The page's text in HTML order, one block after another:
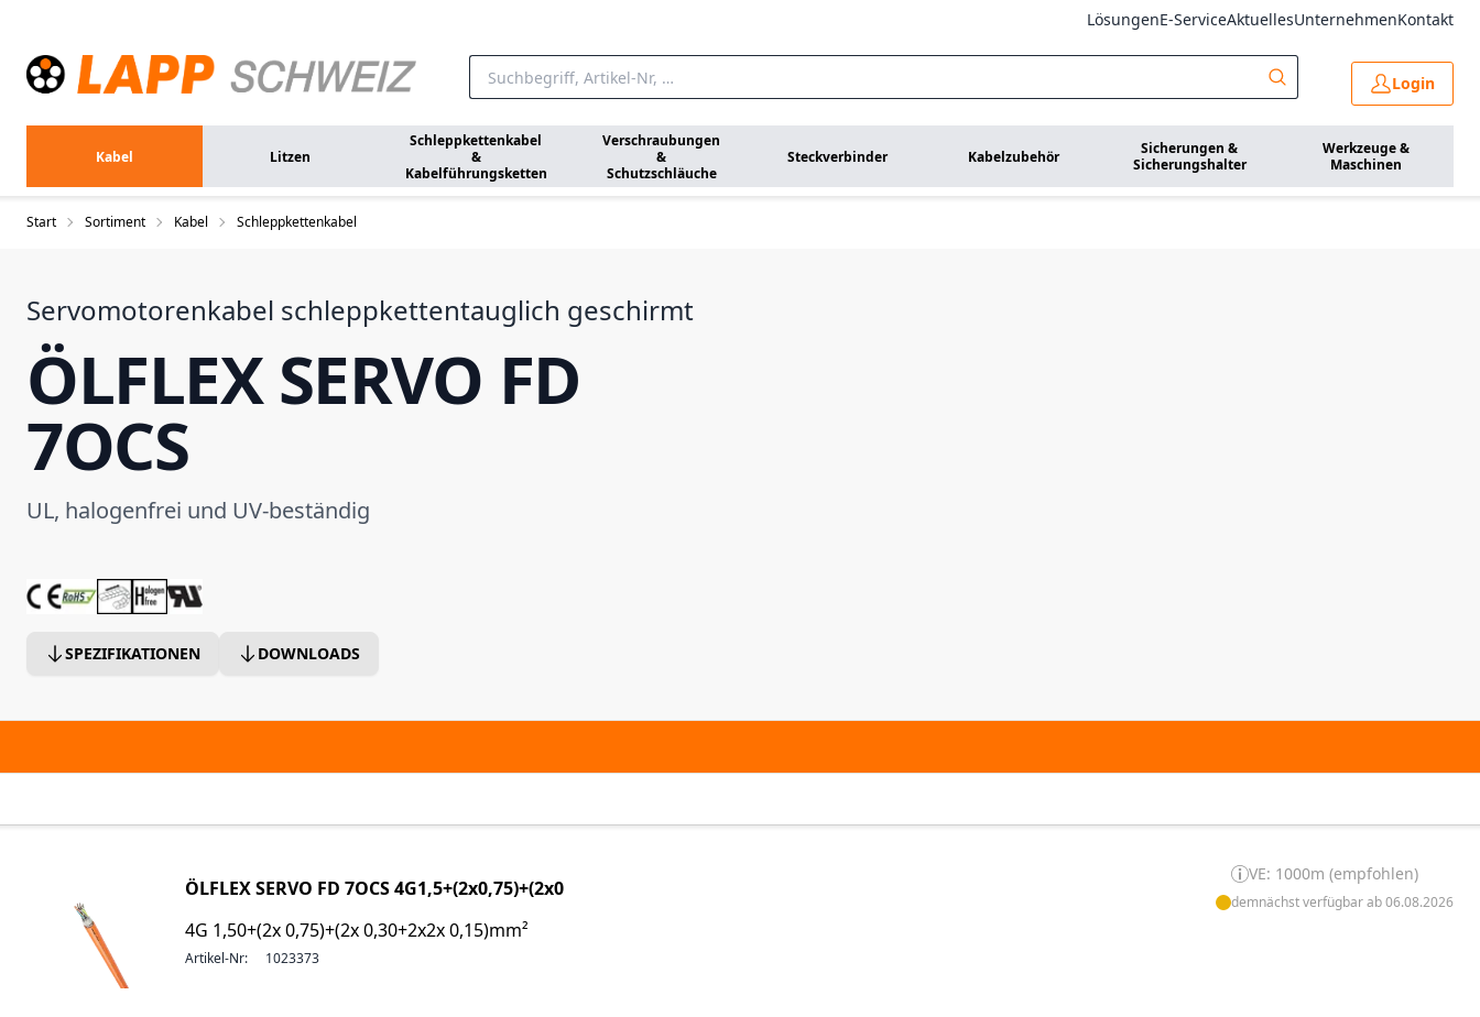
LösungenE-ServiceAktuellesUnternehmenKontakt
Login
Kabel Litzen
Schleppkettenkabel
&
Kabelführungsketten
Verschraubungen
&
Schutzschläuche
Steckverbinder Kabelzubehör
Sicherungen &
Sicherungshalter
Werkzeuge &
Maschinen
Start Sortiment Kabel Schleppkettenkabel
Servomotorenkabel schleppkettentauglich geschirmt
ÖLFLEX SERVO FD
7OCS
UL, halogenfrei und UV-beständig
SPEZIFIKATIONEN DOWNLOADS
ÖLFLEX SERVO FD 7OCS 4G1,5+(2x0,75)+(2x0
4G 1,50+(2x 0,75)+(2x 0,30+2x2x 0,15)mm²
Artikel-Nr: 1023373
VE: 1000m (empfohlen)
demnächst verfügbar ab 06.08.2026